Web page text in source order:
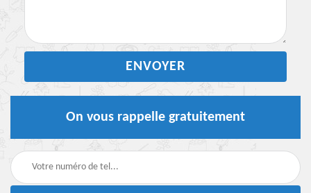
On vous rappelle gratuitement